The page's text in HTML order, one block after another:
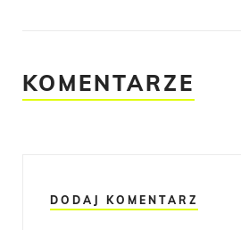
KOMENTARZE
DODAJ KOMENTARZ